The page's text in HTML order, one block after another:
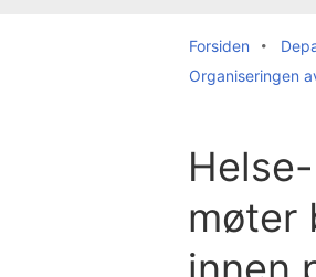
Forsiden
Organiseringen
møter